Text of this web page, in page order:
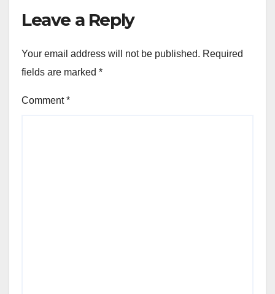
Leave a Reply
Your email address will not be published. Required
fields are marked *
Comment*